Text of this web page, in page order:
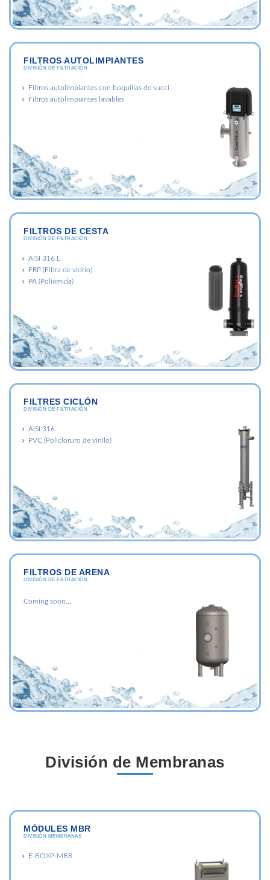
FILTROS AUTOLIMPIANTES
DIVISIÓN DE FILTRACIÓN
Filtros autolimpiantes con boquillas de succi
Filtros autolimpiantes lavables
FILTROS DE CESTA
DIVISIÓN DE FILTRACIÓN
AISI 316 L
FRP (Fibra de vidrio)
PA (Poliamida)
FILTRES CICLÒN
DIVISIÓN DE FILTRACIÓN
AISI 316
PVC (Policloruro de vinilo)
FILTROS DE ARENA
DIVISIÓN DE FILTRACIÓN
Coming soon...
División de Membranas
MÒDULES MBR
DIVISIÓN MEMBRANAS
E-BOXP-MBR